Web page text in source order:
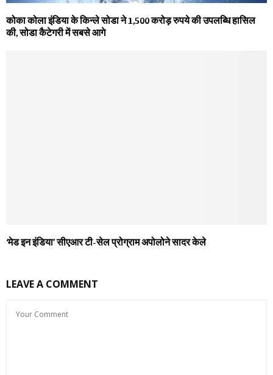
कोका कोला इंडिया के किन्ले सोडा ने 1,500 करोड़ रुपये की उपलब्धि हासिल
की, सोडा कैटेगरी में सबसे आगे
‘मेड इन इंडिया’ सीएआर टी-सेल प्रोग्राम अपोलोने सादर केले
LEAVE A COMMENT